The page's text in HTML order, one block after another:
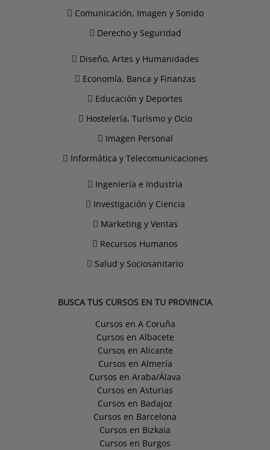
Comunicación, Imagen y Sonido
Derecho y Seguridad
Diseño, Artes y Humanidades
Economía, Banca y Finanzas
Educación y Deportes
Hostelería, Turismo y Ocio
Imagen Personal
Informática y Telecomunicaciones
Ingeniería e Industria
Investigación y Ciencia
Marketing y Ventas
Recursos Humanos
Salud y Sociosanitario
BUSCA TUS CURSOS EN TU PROVINCIA
Cursos en A Coruña
Cursos en Albacete
Cursos en Alicante
Cursos en Almería
Cursos en Araba/Álava
Cursos en Asturias
Cursos en Badajoz
Cursos en Barcelona
Cursos en Bizkaia
Cursos en Burgos